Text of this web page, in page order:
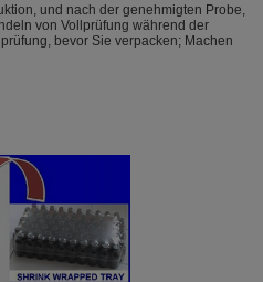
und nach der genehmigten Probe,
von Vollprüfung während der
bevor Sie verpacken; Machen